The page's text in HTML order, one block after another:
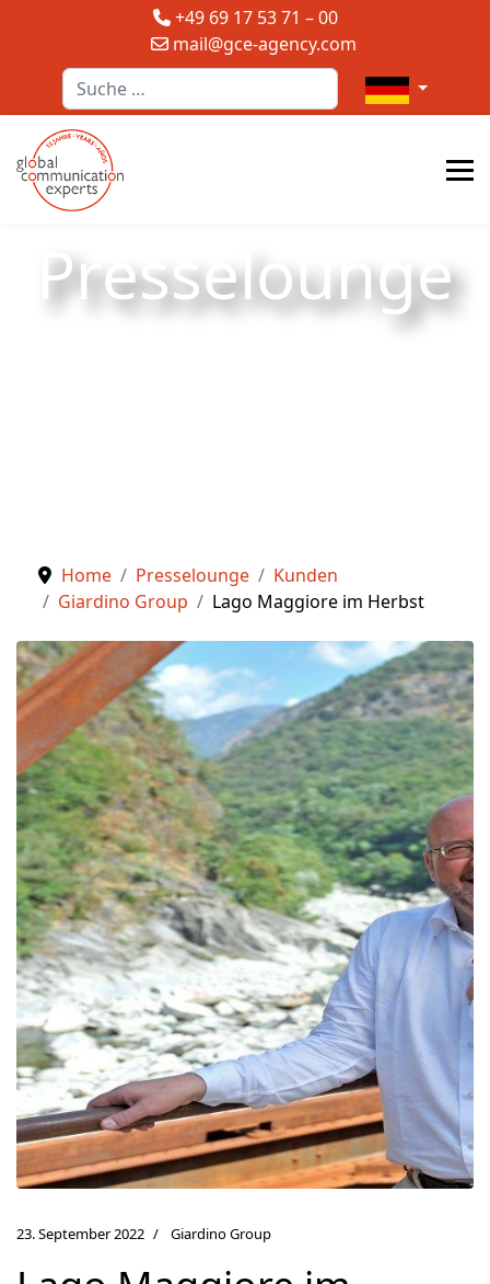
+49 69 17 53 71 – 00
mail@gce-agency.com
Suchen
Sprache
Presselounge
Home Presselounge
Kunden
Giardino Group
Lago Maggiore im Herbst
23. September 2022 Giardino Group